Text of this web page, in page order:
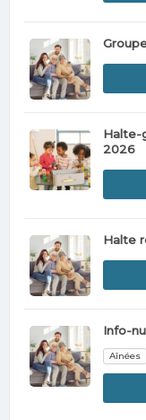
Halte-
2026
Halte
Info-
Aînées